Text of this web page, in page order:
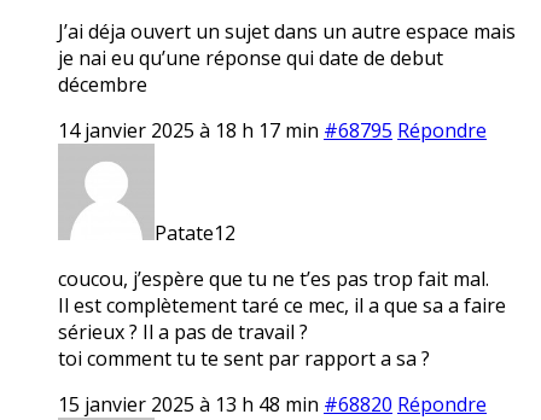
J’ai déja ouvert un sujet dans un autre espace mais
je nai eu qu’une réponse qui date de debut
décembre
14 janvier 2025 à 18 h 17 min #68795 Répondre
Patate12
coucou, j’espère que tu ne t’es pas trop fait mal.
Il est complètement taré ce mec, il a que sa a faire
sérieux ? Il a pas de travail ?
toi comment tu te sent par rapport a sa ?
15 janvier 2025 à 13 h 48 min #68820 Répondre